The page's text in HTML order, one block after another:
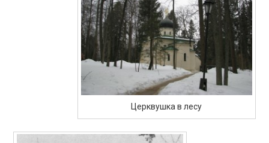
Церквушка в лесу